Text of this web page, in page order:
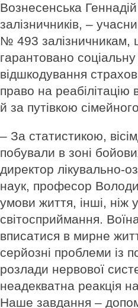
Вознесенська
залізничників, –
№ 493 залізничникам,
гарантовано
відшкодування
право на реабілітацію
й за путівкою
– За статистикою,
побували в зоні
директор лікувально-
наук, професор
умови життя, інші, ніж
світосприймання.
вписатися в мирне
серйозні проблеми із
розлади нервової
неадекватна реакція
Наше завдання –